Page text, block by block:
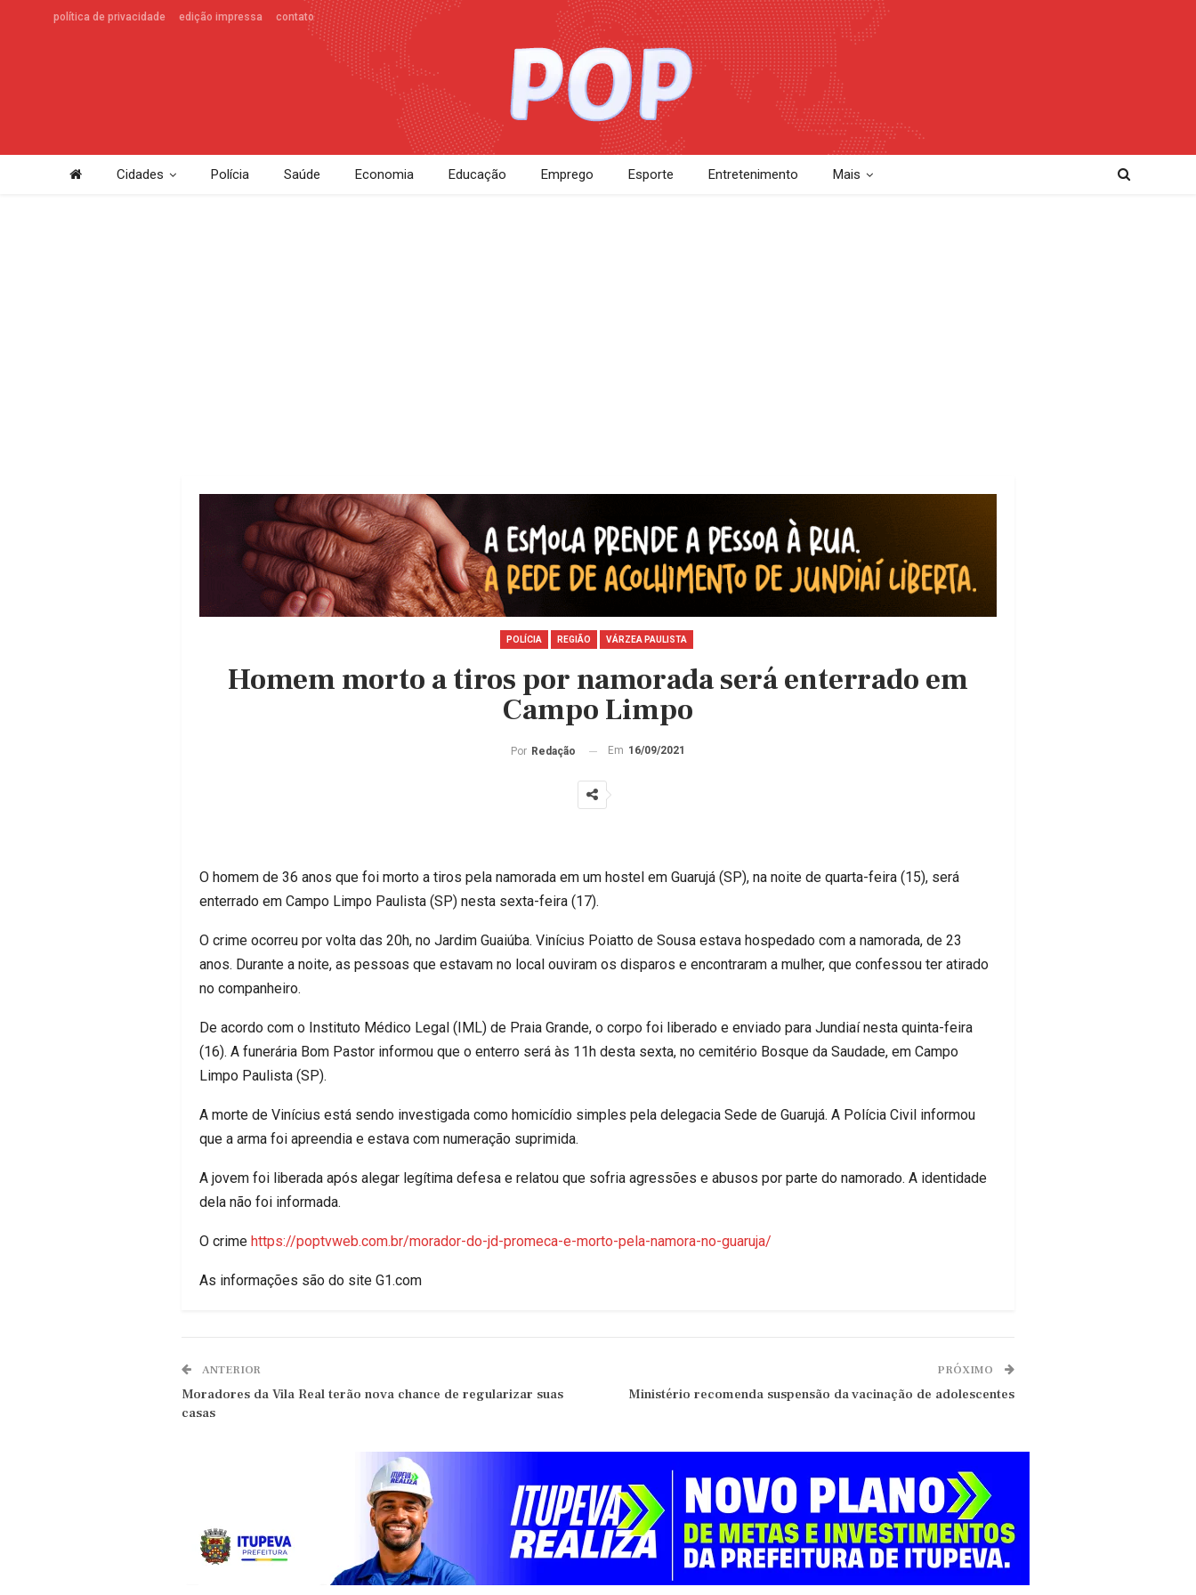
política de privacidade edição impressa contato
Cidades Polícia Saúde Economia Educação Emprego Esporte Entretenimento Mais
POLÍCIA REGIÃO VÁRZEA PAULISTA
Homem morto a tiros por namorada será enterrado em
Campo Limpo
Por Redação Em 16/09/2021
O homem de 36 anos que foi morto a tiros pela namorada em um hostel em Guarujá (SP), na noite de quarta-feira (15), será
enterrado em Campo Limpo Paulista (SP) nesta sexta-feira (17).
O crime ocorreu por volta das 20h, no Jardim Guaiúba. Vinícius Poiatto de Sousa estava hospedado com a namorada, de 23
anos. Durante a noite, as pessoas que estavam no local ouviram os disparos e encontraram a mulher, que confessou ter atirado
no companheiro.
De acordo com o Instituto Médico Legal (IML) de Praia Grande, o corpo foi liberado e enviado para Jundiaí nesta quinta-feira
(16). A funerária Bom Pastor informou que o enterro será às 11h desta sexta, no cemitério Bosque da Saudade, em Campo
Limpo Paulista (SP).
A morte de Vinícius está sendo investigada como homicídio simples pela delegacia Sede de Guarujá. A Polícia Civil informou
que a arma foi apreendia e estava com numeração suprimida.
A jovem foi liberada após alegar legítima defesa e relatou que sofria agressões e abusos por parte do namorado. A identidade
dela não foi informada.
O crime https://poptvweb.com.br/morador-do-jd-promeca-e-morto-pela-namora-no-guaruja/
As informações são do site G1.com
ANTERIOR
Moradores da Vila Real terão nova chance de regularizar suas
casas
PRÓXIMO
Ministério recomenda suspensão da vacinação de adolescentes